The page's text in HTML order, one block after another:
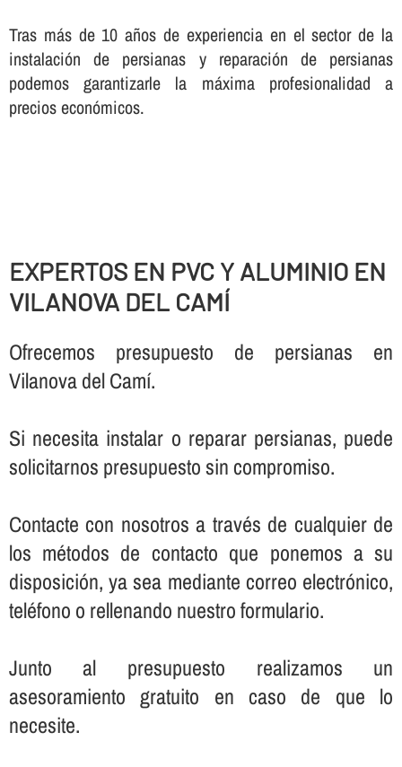
Tras más de 10 años de experiencia en el sector de la
instalación de persianas y reparación de persianas
podemos garantizarle la máxima profesionalidad a
precios económicos.
EXPERTOS EN PVC Y ALUMINIO EN
VILANOVA DEL CAMÍ
Ofrecemos presupuesto de persianas en
Vilanova del Camí.
Si necesita instalar o reparar persianas, puede
solicitarnos presupuesto sin compromiso.
Contacte con nosotros a través de cualquier de
los métodos de contacto que ponemos a su
disposición, ya sea mediante correo electrónico,
teléfono o rellenando nuestro formulario.
Junto al presupuesto realizamos un
asesoramiento gratuito en caso de que lo
necesite.